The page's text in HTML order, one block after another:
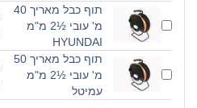
תוף כבל מאריך 40
מ' עובי ½2 מ"מ
HYUNDAI
תוף כבל מאריך 50
מ' עובי ½2 מ"מ
עמיטל